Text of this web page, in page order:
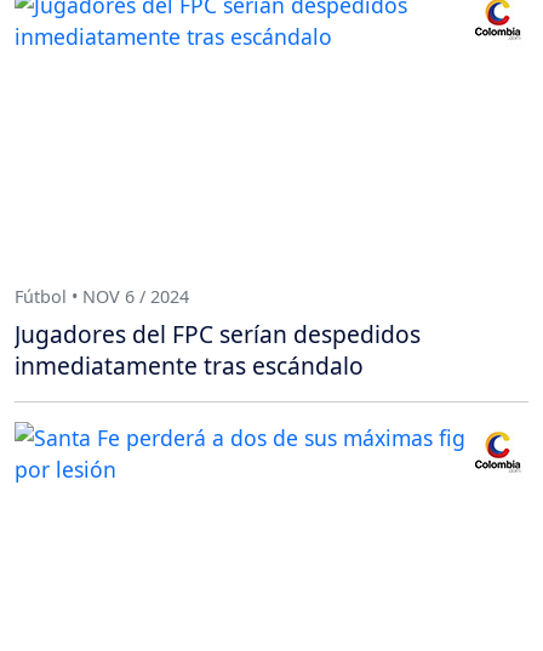
Fútbol • NOV 6 / 2024
Jugadores del FPC serían despedidos
inmediatamente tras escándalo